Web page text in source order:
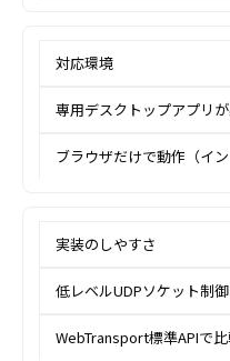
対応環境
専用デスクトップアプリ
ブラウザだけで動作（イン
実装のしやすさ
低レベルUDPソケット制
WebTransport標準APIで